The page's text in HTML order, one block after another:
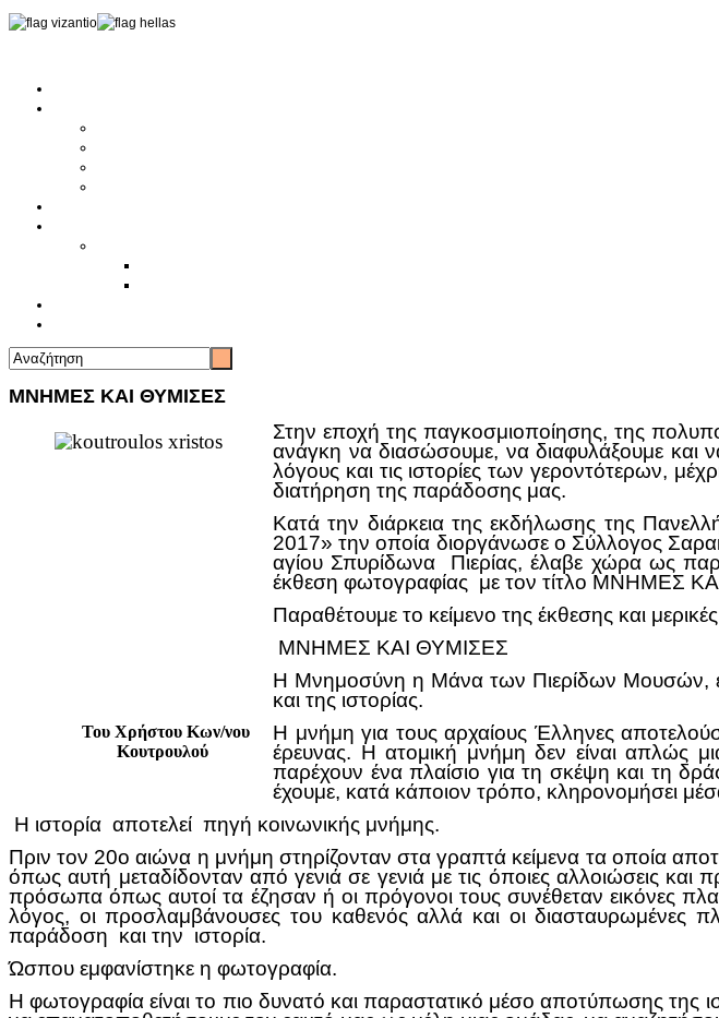
ΜΝΗΜΕΣ ΚΑΙ ΘΥΜΙΣΕΣ
Του Χρήστου Κων/νου
Κουτρουλού
Στην εποχή της παγκοσμιοποίησης, της
ανάγκη να διασώσουμε, να διαφυλάξουμε και
λόγους και τις ιστορίες των γεροντότερων,
διατήρηση της παράδοσης μας.
Κατά την διάρκεια της εκδήλωσης της
2017» την οποία διοργάνωσε ο Σύλλογος
αγίου Σπυρίδωνα Πιερίας, έλαβε χώρα ως
έκθεση φωτογραφίας με τον τίτλο ΜΝΗΜΕΣ
Παραθέτουμε το κείμενο της έκθεσης και
ΜΝΗΜΕΣ ΚΑΙ ΘΥΜΙΣΕΣ
Η Μνημοσύνη η Μάνα των Πιερίδων Μουσών,
και της ιστορίας.
Η μνήμη για τους αρχαίους Έλληνες
έρευνας. Η ατομική μνήμη δεν είναι απλώς
παρέχουν ένα πλαίσιο για τη σκέψη και τη
έχουμε, κατά κάποιον τρόπο, κληρονομήσει μέσα
Η ιστορία αποτελεί πηγή κοινωνικής μνήμης.
Πριν τον 20ο αιώνα η μνήμη στηρίζονταν στα γραπτά κείμενα τα οποία
όπως αυτή μεταδίδονταν από γενιά σε γενιά με τις όποιες αλλοιώσεις
πρόσωπα όπως αυτοί τα έζησαν ή οι πρόγονοι τους συνέθεταν εικόνες
λόγος, οι προσλαμβάνουσες του καθενός αλλά και οι διασταυρωμένες
παράδοση και την ιστορία.
Ώσπου εμφανίστηκε η φωτογραφία.
Η φωτογραφία είναι το πιο δυνατό και παραστατικό μέσο αποτύπωσης της